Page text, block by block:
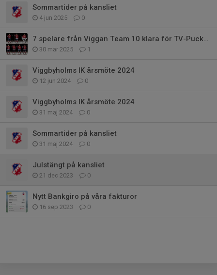
Sommartider på kansliet
4 jun 2025 0
7 spelare från Viggan Team 10 klara för TV-Puckens vårläger!
30 mar 2025 1
Viggbyholms IK årsmöte 2024
12 jun 2024 0
Viggbyholms IK årsmöte 2024
31 maj 2024 0
Sommartider på kansliet
31 maj 2024 0
Julstängt på kansliet
21 dec 2023 0
Nytt Bankgiro på våra fakturor
16 sep 2023 0